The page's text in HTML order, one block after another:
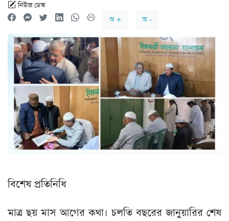
নিউজ ডেস্ক
অ +
অ -
বিশেষ প্রতিনিধি
মাত্র ছয় মাস আগের কথা। চলতি বছরের জানুয়ারির শেষ